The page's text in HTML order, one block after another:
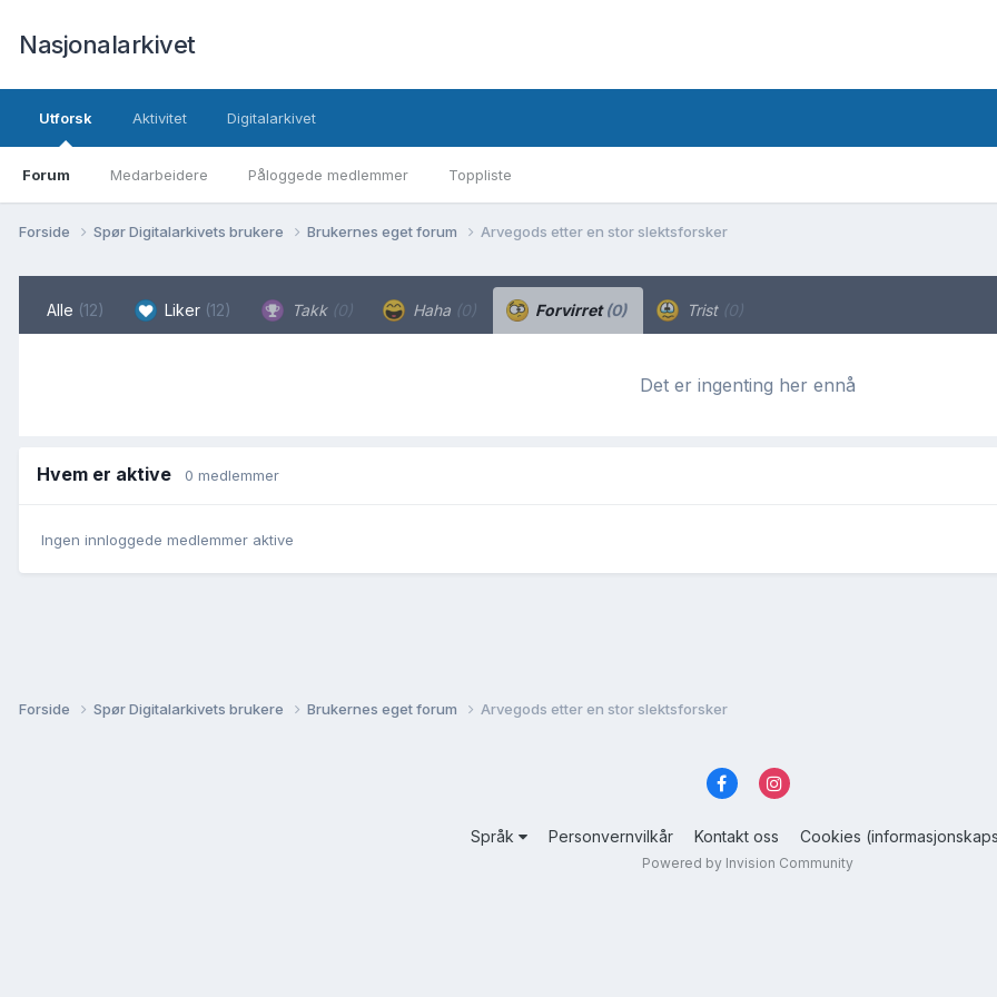
Nasjonalarkivet
Utforsk
Forum Medarbeidere Påloggede medlemmer Toppliste
Aktivitet Digitalarkivet
Forside Spør Digitalarkivets brukere Brukernes eget forum Arvegods etter en stor slektsforsker
Alle (12) Liker (12) Takk (0) Haha (0) Forvirret(0) Trist (0)
Det er ingenting her ennå
Hvem er aktive 0 medlemmer
Ingen innloggede medlemmer aktive
Forside Spør Digitalarkivets brukere Brukernes eget forum Arvegods etter en stor slektsforsker
Språk Personvernvilkår Kontakt oss Cookies
Powered by Invision Community